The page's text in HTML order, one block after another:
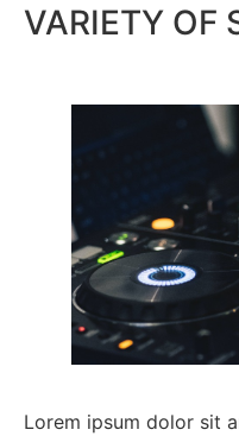
VARIETY OF
Lorem ipsum dolor sit